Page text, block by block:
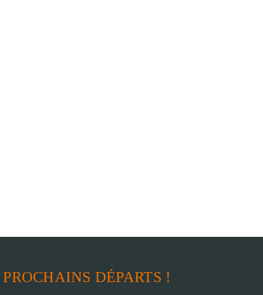
PROCHAINS DÉPARTS !